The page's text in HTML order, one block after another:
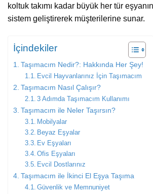
koltuk takımı kadar büyük her tür
sistem geliştirerek müşterilerine sunar.
İçindekiler
Taşımacım Nedir?: Hakkında Her Şey!
Evcil Hayvanlarınız İçin Taşımacım
Taşımacım Nasıl Çalışır?
3 Adımda Taşımacım Kullanımı
Taşımacım ile Neler Taşırsın?
Mobilyalar
Beyaz Eşyalar
Ev Eşyaları
Ofis Eşyaları
Evcil Dostlarınız
Taşımacım ile İkinci El Eşya Taşıma
Güvenlik ve Memnuniyet